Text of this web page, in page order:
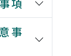
項
事